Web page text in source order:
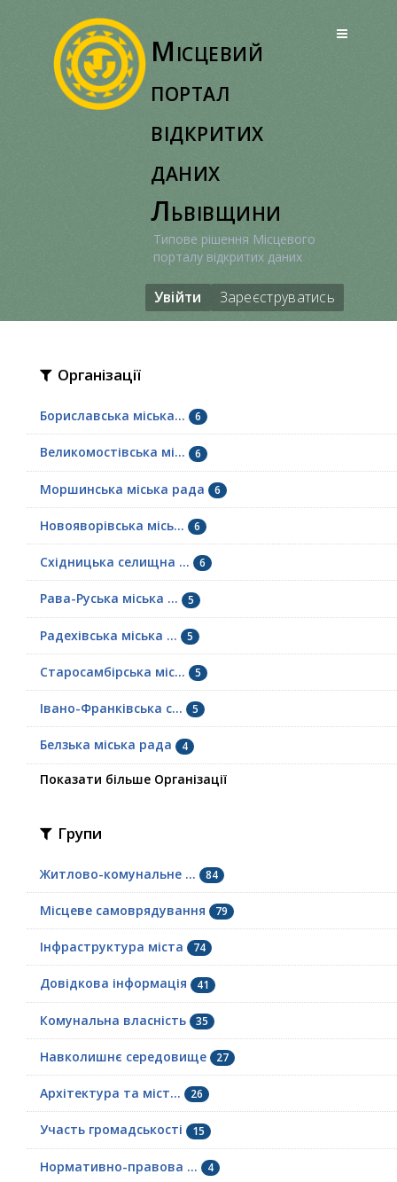
Місцевий
портал
відкритих
даних
Львівщини
Типове рішення Місцевого
порталу відкритих даних
Увійти Зареєструватись
Організації
Бориславська міська... 6
Великомостівська мі... 6
Моршинська міська рада 6
Новояворівська місь... 6
Східницька селищна ... 6
Рава-Руська міська ... 5
Радехівська міська ... 5
Старосамбірська міс... 5
Івано-Франківська с... 5
Белзька міська рада 4
Показати більше Організації
Групи
Житлово-комунальне ... 84
Місцеве самоврядування 79
Інфраструктура міста 74
Довідкова інформація 41
Комунальна власність 35
Навколишнє середовище 27
Архітектура та міст... 26
Участь громадськості 15
Нормативно-правова ... 4